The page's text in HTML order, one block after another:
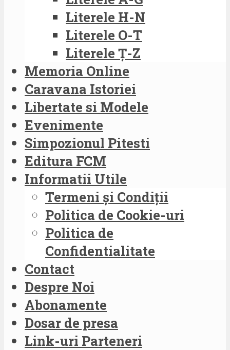
Literele H-N
Literele O-T
Literele Ț-Z
Memoria Online
Caravana Istoriei
Libertate si Modele
Evenimente
Simpozionul Pitesti
Editura FCM
Informatii Utile
Termeni și Condiții
Politica de Cookie-uri
Politica de
Confidentialitate
Contact
Despre Noi
Abonamente
Dosar de presa
Link-uri Parteneri